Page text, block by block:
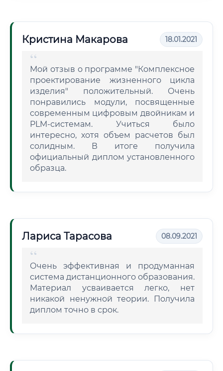
Кристина Макарова 18.01.2021
Мой отзыв о программе "Комплексное
проектирование жизненного цикла
изделия" положительный. Очень
понравились модули, посвященные
современным цифровым двойникам и
PLM-системам. Учиться было
интересно, хотя объем расчетов был
солидным. В итоге получила
официальный диплом установленного
образца.
Лариса Тарасова 08.09.2021
Очень эффективная и продуманная
система дистанционного образования.
Материал усваивается легко, нет
никакой ненужной теории. Получила
диплом точно в срок.